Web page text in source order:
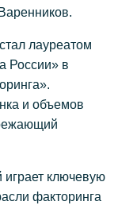
лауреатом
России» в
и объемов
ключевую
факторинга